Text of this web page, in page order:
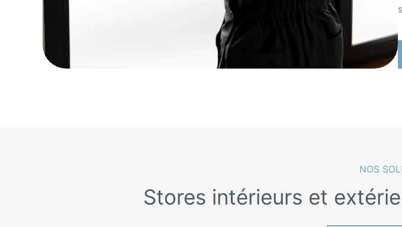
NOS
Stores intérieurs et